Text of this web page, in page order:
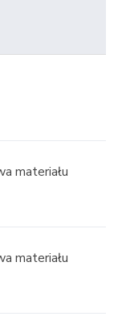
materiału
materiału